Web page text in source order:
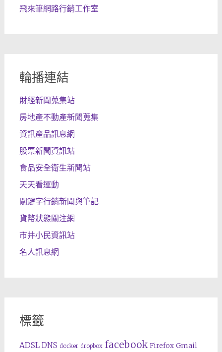
飛來筆網路行銷工作室
輪播連結
財經新聞蒐集站
房地產不動產新聞蒐集
資訊產品訊息網
股票新聞資訊站
食品安全衛生新聞站
天天看運動
關鍵字行銷新聞與筆記
貨幣狀態關注網
市井小民資訊站
名人訊息網
標籤
ADSL DNS docker dropbox facebook Firefox Gmail